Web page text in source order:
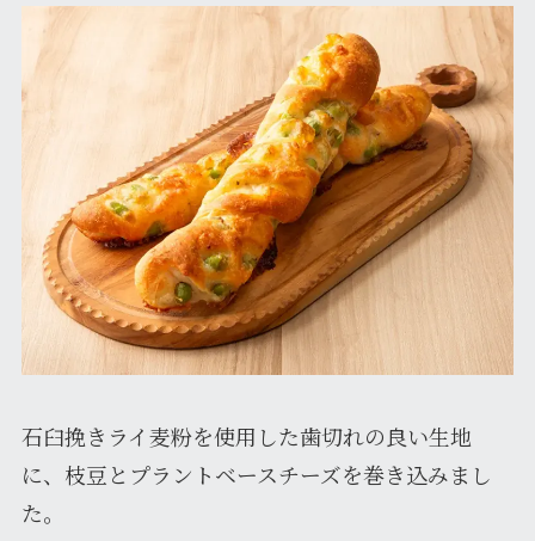
石臼挽きライ麦粉を使用した歯切れの良い生地
に、枝豆とプラントベースチーズを巻き込みまし
た。